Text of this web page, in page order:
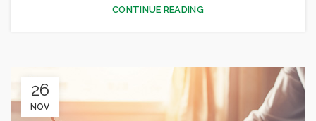
CONTINUE READING
26
NOV